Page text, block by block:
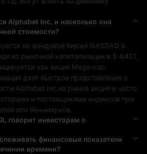
Alphabet Inc. и насколько она
стоимости?
на фондовой бирже NASDAQ
из рыночной капитализации в $ 4,43T
как акция Mega-cap
дает быстрое представление о
Alphabet Inc. на рынке акций и часто
и поставщиками индексов при
или бенчмарков.
говорит инвесторам о
финансовые показатели
времени?